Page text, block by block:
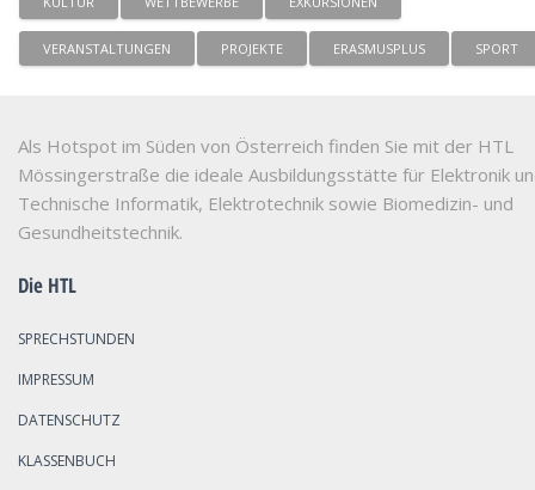
VERANSTALTUNGEN PROJEKTE ERASMUSPLUS SPORT
Als Hotspot im Süden von Österreich finden Sie mit der HTL
Mössingerstraße die ideale Ausbildungsstätte für Elektronik
Technische Informatik, Elektrotechnik sowie Biomedizin- und
Gesundheitstechnik.
Die HTL
SPRECHSTUNDEN
IMPRESSUM
DATENSCHUTZ
KLASSENBUCH